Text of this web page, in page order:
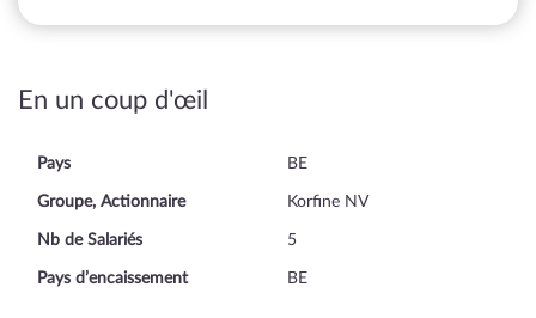
En un coup d'œil
Pays BE
Groupe, Actionnaire Korfine NV
Nb de Salariés 5
Pays d’encaissement BE